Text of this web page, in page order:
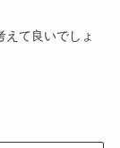
えて良いでしょ